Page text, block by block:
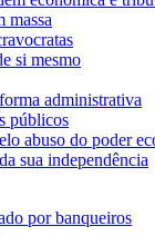
massa
si mesmo
administrativa
públicos
abuso do poder
sua independência
por banqueiros